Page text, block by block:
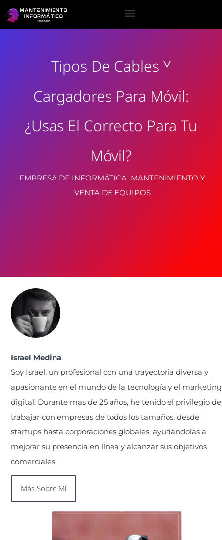
Tipos De Cables Y
Cargadores Para Móvil:
¿Usas El Correcto Para Tu
Móvil?
EMPRESA DE INFORMÁTICA, MANTENIMIENTO Y
VENTA DE EQUIPOS
Israel Medina
Soy Israel, un profesional con una trayectoria diversa y
apasionante en el mundo de la tecnología y el marketing
digital. Durante mas de 25 años, he tenido el privilegio de
trabajar con empresas de todos los tamaños, desde
startups hasta corporaciones globales, ayudándolas a
mejorar su presencia en línea y alcanzar sus objetivos
comerciales.
Más Sobre Mí